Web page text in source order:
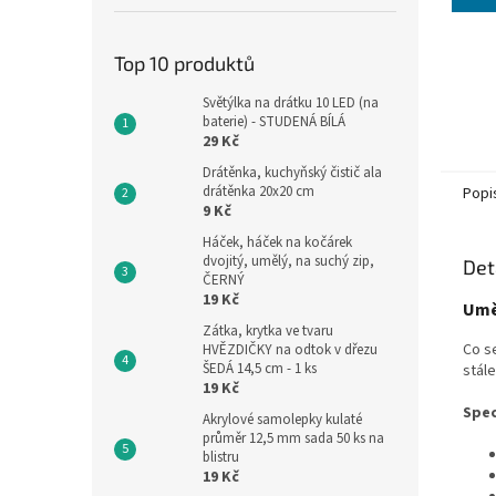
Top 10 produktů
Světýlka na drátku 10 LED (na
baterie) - STUDENÁ BÍLÁ
29 Kč
Drátěnka, kuchyňský čistič ala
drátěnka 20x20 cm
9 Kč
Háček, háček na kočárek
dvojitý, umělý, na suchý zip,
ČERNÝ
19 Kč
Zátka, krytka ve tvaru
HVĚZDIČKY na odtok v dřezu
ŠEDÁ 14,5 cm - 1 ks
19 Kč
Akrylové samolepky kulaté
průměr 12,5 mm sada 50 ks na
blistru
19 Kč
Co